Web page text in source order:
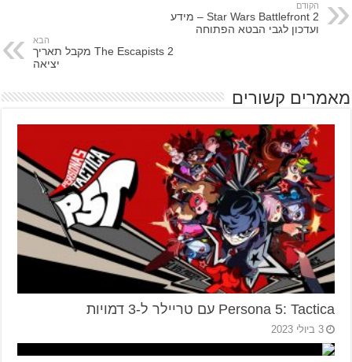
הקודם
Star Wars Battlefront 2 – מידע
ועדכון לגבי הבטא הפתוחה
הבא
The Escapists 2 מקבל תאריך
יציאה
מאמרים קשורים
Persona 5: Tactica עם טריילר ל-3 דמויות
3 ביולי 2023